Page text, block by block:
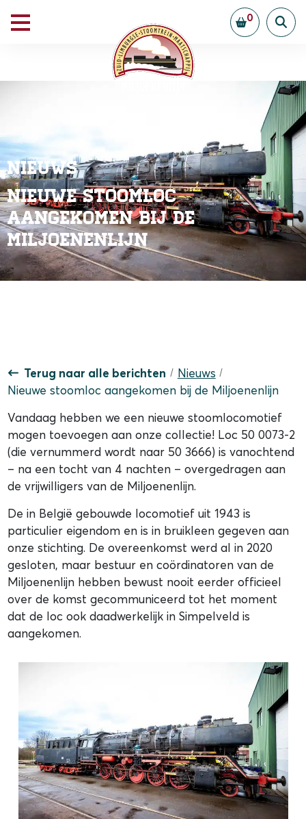
0
Nieuws
Nieuwe stoomloc
aangekomen bij de
Miljoenenlijn
Terug naar alle berichten
Nieuws
Nieuwe stoomloc aangekomen bij de Miljoenenlijn
Vandaag hebben we een nieuwe stoomlocomotief
mogen toevoegen aan onze collectie! Loc 50 0073-2
(die vernummerd wordt naar 50 3666) is vanochtend
– na een tocht van 4 nachten – overgedragen aan
de vrijwilligers van de Miljoenenlijn.
De in België gebouwde locomotief uit 1943 is
particulier eigendom en is in bruikleen gegeven aan
onze stichting. De overeenkomst werd al in 2020
gesloten, maar bestuur en coördinatoren van de
Miljoenenlijn hebben bewust nooit eerder officieel
over de komst gecommuniceerd tot het moment
dat de loc ook daadwerkelijk in Simpelveld is
aangekomen.